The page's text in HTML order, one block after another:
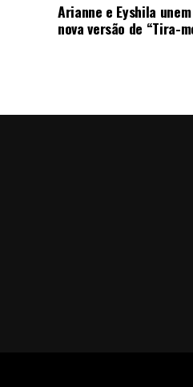
Arianne e Eyshila
nova versão de “Tira-